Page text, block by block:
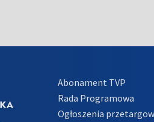
Abonament TVP
Rada Programowa
Ogłoszenia